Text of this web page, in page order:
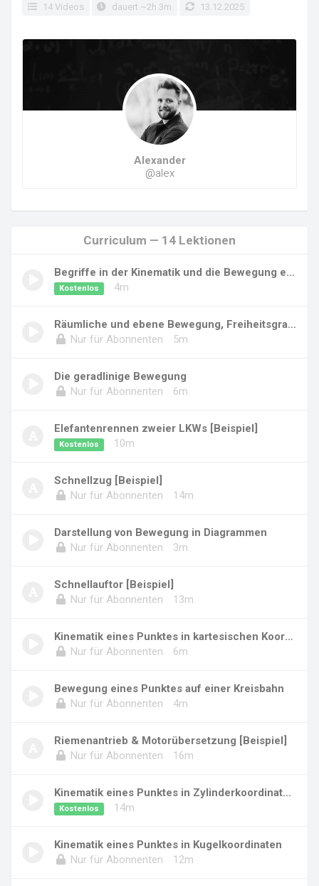
14 Videos dauert ~2h 3m 13.12.2025
Alexander
@alex
Curriculum — 14 Lektionen
Begriffe in der Kinematik und die Bewegung ei...
Kostenlos 4m
Räumliche und ebene Bewegung, Freiheitsgrade
Nur für Abonnenten
5m
Die geradlinige Bewegung
Nur für Abonnenten
6m
Elefantenrennen zweier LKWs [Beispiel]
Kostenlos 10m
Schnellzug [Beispiel]
Nur für Abonnenten
14m
Darstellung von Bewegung in Diagrammen
Nur für Abonnenten
3m
Schnellauftor [Beispiel]
Nur für Abonnenten
13m
Kinematik eines Punktes in kartesischen Koord...
Nur für Abonnenten
6m
Bewegung eines Punktes auf einer Kreisbahn
Nur für Abonnenten
4m
Riemenantrieb & Motorübersetzung [Beispiel]
Nur für Abonnenten
16m
Kinematik eines Punktes in Zylinderkoordinate...
Kostenlos 14m
Kinematik eines Punktes in Kugelkoordinaten
Nur für Abonnenten
12m